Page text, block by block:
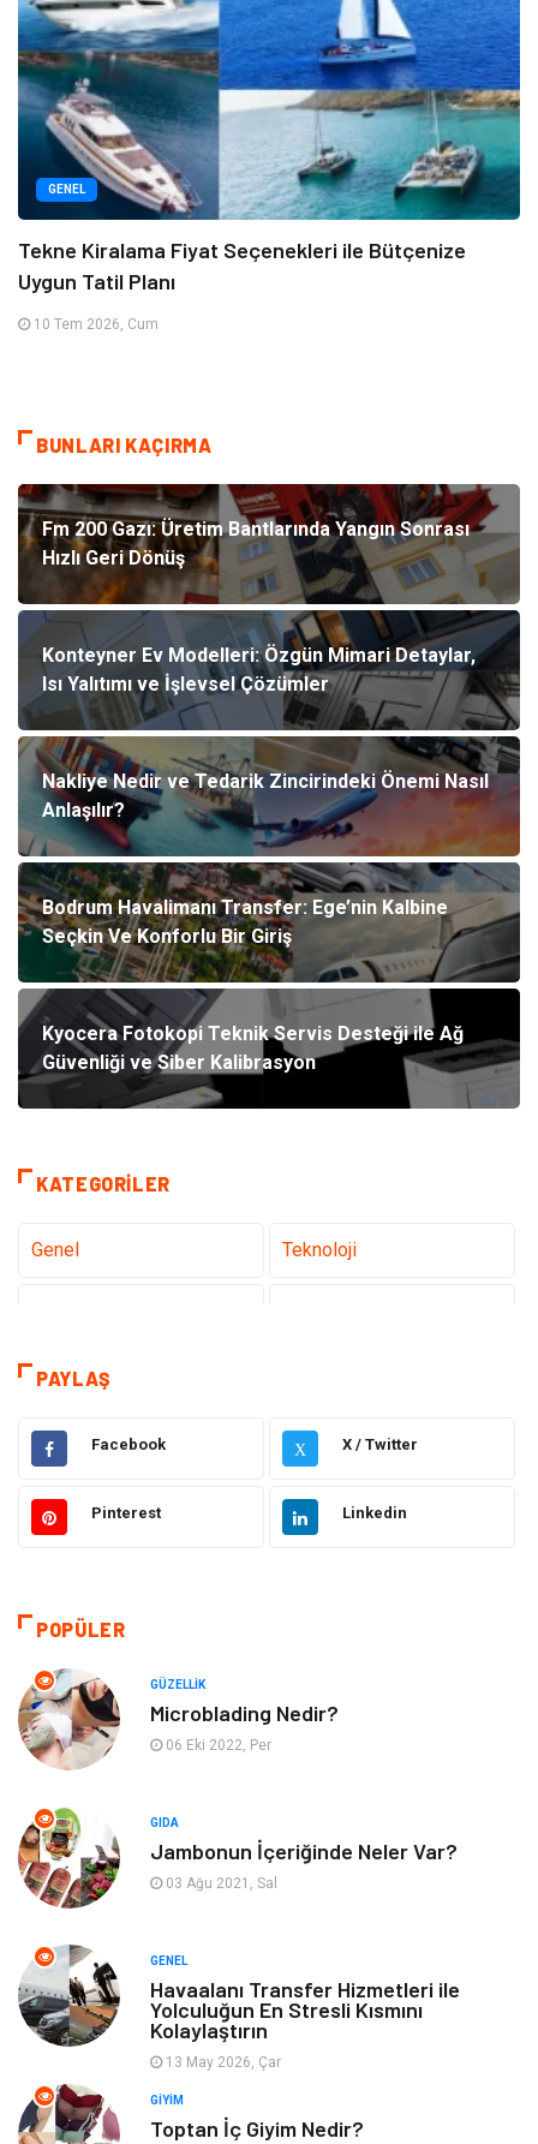
GENEL
Tekne Kiralama Fiyat Seçenekleri ile Bütçenize
Uygun Tatil Planı
10 Tem 2026, Cum
BUNLARI KAÇIRMA
Fm 200 Gazı: Üretim Bantlarında Yangın Sonrası
Hızlı Geri Dönüş
Konteyner Ev Modelleri: Özgün Mimari Detaylar,
Isı Yalıtımı ve İşlevsel Çözümler
Nakliye Nedir ve Tedarik Zincirindeki Önemi Nasıl
Anlaşılır?
Bodrum Havalimanı Transfer: Ege’nin Kalbine
Seçkin Ve Konforlu Bir Giriş
Kyocera Fotokopi Teknik Servis Desteği ile Ağ
Güvenliği ve Siber Kalibrasyon
KATEGORILER
Genel Teknoloji
Eğitim
Dekorasyon Elektronik
Güzellik Makine
Sağlıklı Yaşam
Yeme İçme
Organizasyon
Moda
Emlak Spor
Genel Kültür Tatil
İnternet
Gayrimenkul
PAYLAŞ
Facebook X X / Twitter
Pinterest Linkedin
POPÜLER
GÜZELLIK
Microblading Nedir?
06 Eki 2022, Per
GIDA
Jambonun İçeriğinde Neler Var?
03 Ağu 2021, Sal
GENEL
Havaalanı Transfer Hizmetleri ile
Yolculuğun En Stresli Kısmını
Kolaylaştırın
13 May 2026, Çar
GIYIM
Toptan İç Giyim Nedir?